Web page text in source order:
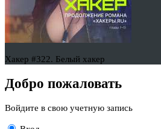
Хакер #322. Белый хакер
Добро пожаловать
Войдите в свою учетную запись